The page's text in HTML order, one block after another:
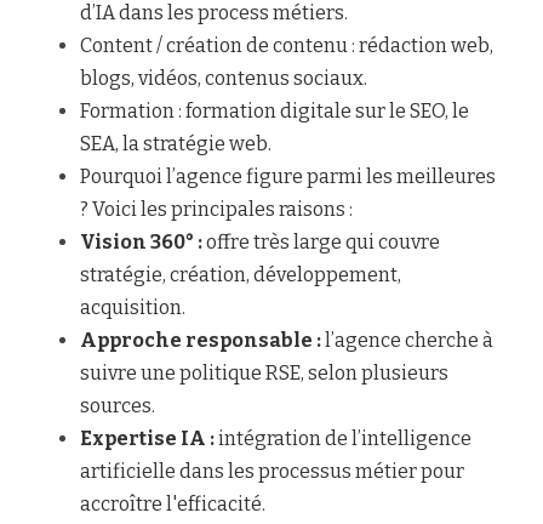
d’IA dans les process métiers.
Content / création de contenu : rédaction web,
blogs, vidéos, contenus sociaux.
Formation : formation digitale sur le SEO, le
SEA, la stratégie web.
Pourquoi l’agence figure parmi les meilleures
? Voici les principales raisons :
Vision 360° : offre très large qui couvre
stratégie, création, développement,
acquisition.
Approche responsable : l’agence cherche à
suivre une politique RSE, selon plusieurs
sources.
Expertise IA : intégration de l’intelligence
artificielle dans les processus métier pour
accroître l'efficacité.